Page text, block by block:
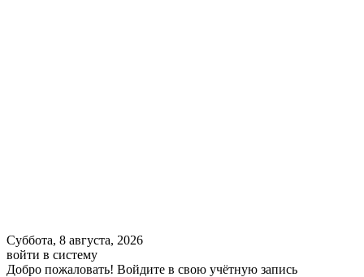
Суббота, 8 августа, 2026
войти в систему
Добро пожаловать! Войдите в свою учётную запись